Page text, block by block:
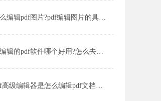
怎么编辑pdf图片?pdf编辑图片的具体方法
能编辑的pdf软件哪个好用?怎么去除pdf文档水印?
pdf高级编辑器是怎么编辑pdf文档的?怎么修改pdf页边距?